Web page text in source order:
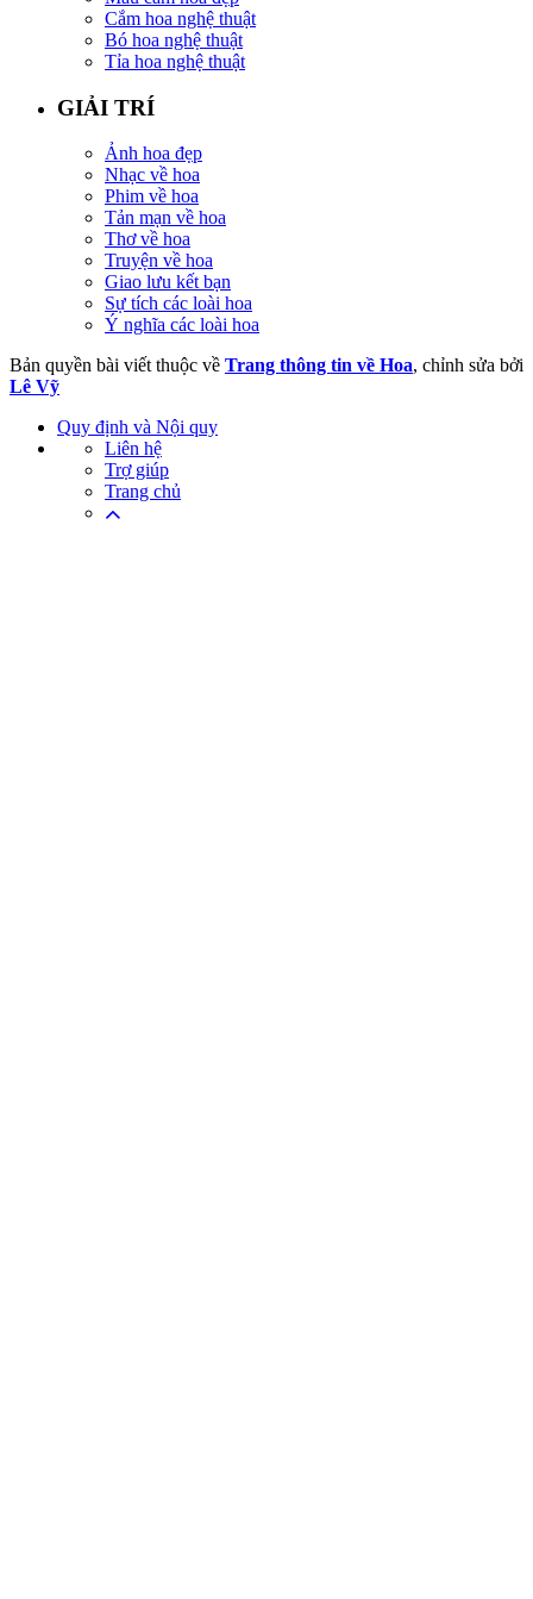
Cắm hoa nghệ thuật
Bó hoa nghệ thuật
Tỉa hoa nghệ thuật
GIẢI TRÍ
Ảnh hoa đẹp
Nhạc về hoa
Phim về hoa
Tản mạn về hoa
Thơ về hoa
Truyện về hoa
Giao lưu kết bạn
Sự tích các loài hoa
Ý nghĩa các loài hoa
Bản quyền bài viết thuộc về Trang thông tin về Hoa, chỉnh sửa bởi
Lê Vỹ
Quy định và Nội quy
Liên hệ
Trợ giúp
Trang chủ